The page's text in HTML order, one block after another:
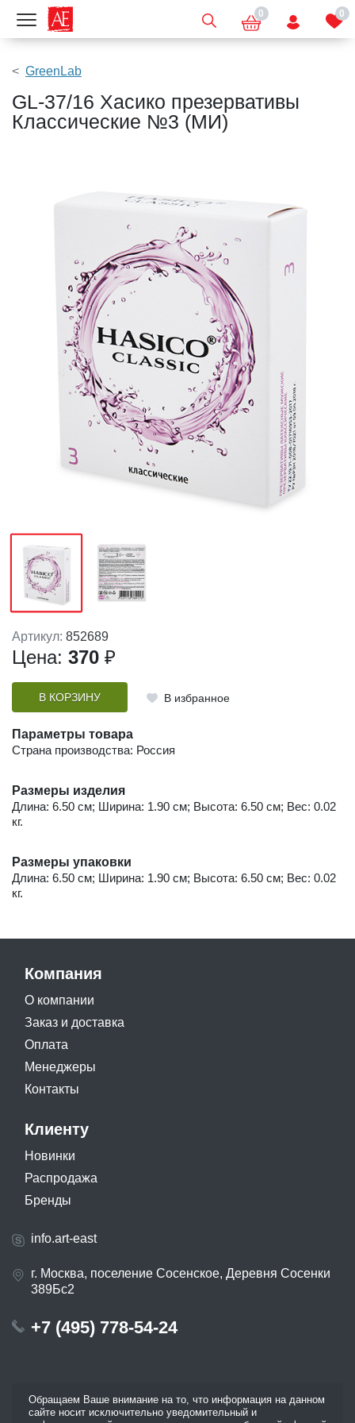
Показать меню 0 0
GreenLab
GL-37/16 Хасико презервативы
Классические №3 (МИ)
Артикул: 852689
Цена: 370 ₽
В КОРЗИНУ В избранное
Параметры товара
Страна производства: Россия
Размеры изделия
Длина: 6.50 см; Ширина: 1.90 см; Высота: 6.50 см; Вес: 0.02
кг.
Размеры упаковки
Длина: 6.50 см; Ширина: 1.90 см; Высота: 6.50 см; Вес: 0.02
кг.
Компания
О компании
Заказ и доставка
Оплата
Менеджеры
Контакты
Клиенту
Новинки
Распродажа
Бренды
info.art-east
г. Москва, поселение Сосенское, Деревня Сосенки
389Бс2
+7 (495) 778-54-24
Обращаем Ваше внимание на то, что информация на данном
сайте носит исключительно уведомительный и